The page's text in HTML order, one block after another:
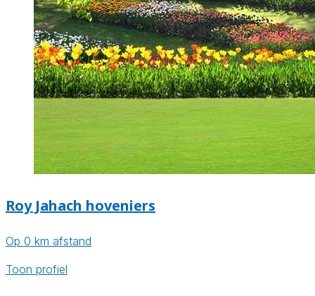
Roy Jahach hoveniers
Op 0 km afstand
Toon profiel